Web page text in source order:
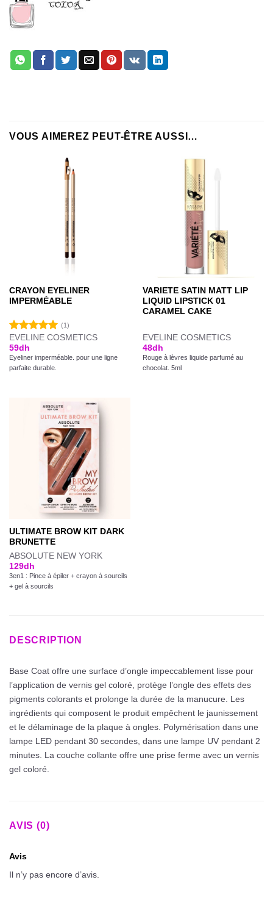
VOUS AIMEREZ PEUT-ÊTRE AUSSI…
CRAYON EYELINER
IMPERMÉABLE
Note5.00
sur 5
(1)
EVELINE COSMETICS
59dh
Eyeliner imperméable. pour une ligne
parfaite durable.
VARIETE SATIN MATT LIP
LIQUID LIPSTICK 01
CARAMEL CAKE
EVELINE COSMETICS
48dh
Rouge à lèvres liquide parfumé au
chocolat. 5ml
ULTIMATE BROW KIT DARK
BRUNETTE
ABSOLUTE NEW YORK
129dh
3en1 : Pince à épiler + crayon à sourcils
+ gel à sourcils
DESCRIPTION
Base Coat offre une surface d’ongle impeccablement lisse pour
l’application de vernis gel coloré, protège l’ongle des effets des
pigments colorants et prolonge la durée de la manucure. Les
ingrédients qui composent le produit empêchent le jaunissement
et le délaminage de la plaque à ongles. Polymérisation dans une
lampe LED pendant 30 secondes, dans une lampe UV pendant 2
minutes. La couche collante offre une prise ferme avec un vernis
gel coloré.
AVIS (0)
Avis
Il n’y pas encore d’avis.